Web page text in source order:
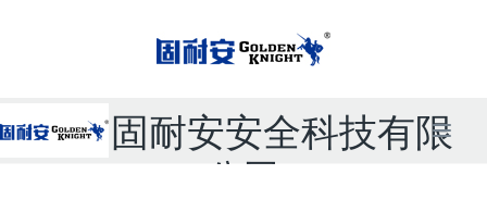
无锡固耐安安全科技有限
公司